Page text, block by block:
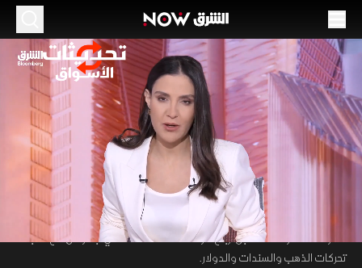
24:12
الموسم 2026
الفيدرالي والأسواق.. ترقب يسبق موسم النتائج
06 يوليو 2026 24:12 اقتصاد
تحديثات الأسواق
واصلت الأسهم الأميركية مكاسبها بدعم من قطاع التكنولوجيا وأسهم أشباه
الموصلات، بينما تركز الأسواق على محضر الاحتياطي الفيدرالي وما قد يحمله
من إشارات بشأن السياسة النقدية. كما يترقب المستثمرون موسم نتائج
الشركات لمعرفة مستقبل أرباح شركات الذكاء الاصطناعي، بالتزامن مع متابعة
تحركات الذهب والسندات والدولار.